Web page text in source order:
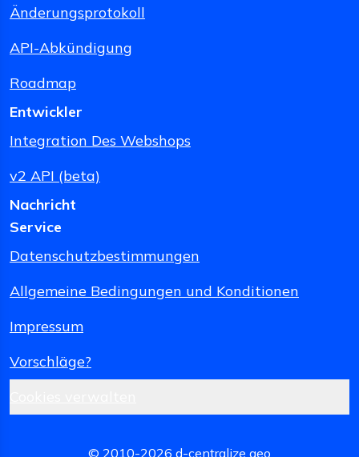
Änderungsprotokoll
API-Abkündigung
Roadmap
Entwickler
Integration Des Webshops
v2 API (beta)
Nachricht
Service
Datenschutzbestimmungen
Allgemeine Bedingungen und Konditionen
Impressum
Vorschläge?
© 2010-2026 d-centralize geo